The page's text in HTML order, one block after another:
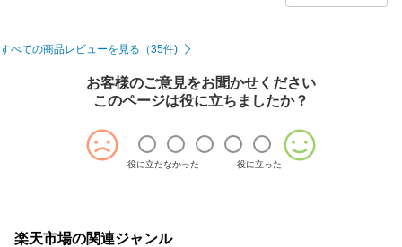
すべての商品レビューを見る（35件)
お客様のご意見をお聞かせください
このページは役に立ちましたか？
役に立たなかった 役に立った
楽天市場の関連ジャンル